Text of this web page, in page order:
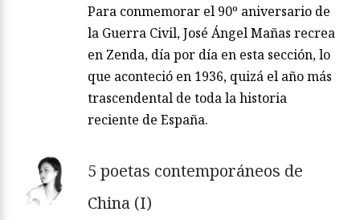
Para conmemorar el 90º aniversario de
la Guerra Civil, José Ángel Mañas recrea
en Zenda, día por día en esta sección, lo
que aconteció en 1936, quizá el año más
trascendental de toda la historia
reciente de España.
5 poetas contemporáneos de
China (I)